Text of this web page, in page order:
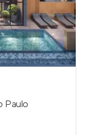
Paulo